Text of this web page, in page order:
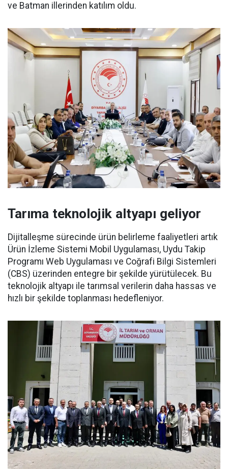
ve Batman illerinden katılım oldu.
Tarıma teknolojik altyapı geliyor
Dijitalleşme sürecinde ürün belirleme faaliyetleri artık
Ürün İzleme Sistemi Mobil Uygulaması, Uydu Takip
Programı Web Uygulaması ve Coğrafi Bilgi Sistemleri
(CBS) üzerinden entegre bir şekilde yürütülecek. Bu
teknolojik altyapı ile tarımsal verilerin daha hassas ve
hızlı bir şekilde toplanması hedefleniyor.